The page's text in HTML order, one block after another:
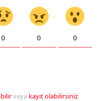
0 0 0
veya kayıt olabilirsiniz.